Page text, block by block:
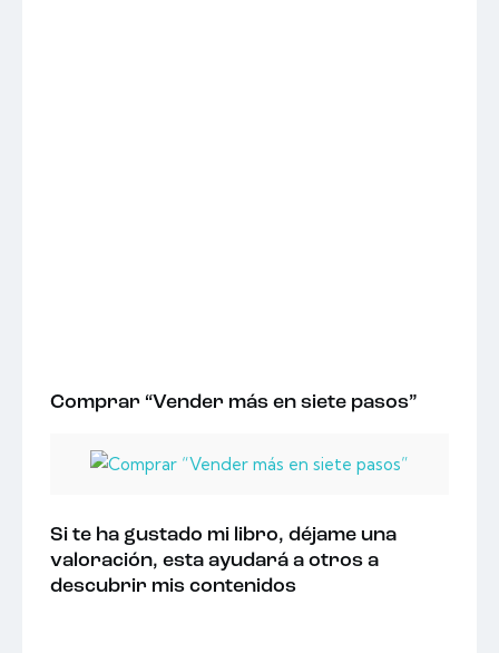
Comprar “Vender más en siete pasos”
Si te ha gustado mi libro, déjame una
valoración, esta ayudará a otros a
descubrir mis contenidos